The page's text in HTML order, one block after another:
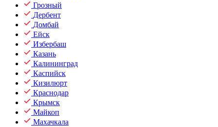
Грозный
Дербент
Домбай
Ейск
Избербаш
Казань
Калининград
Каспийск
Кизилюрт
Краснодар
Крымск
Майкоп
Махачкала